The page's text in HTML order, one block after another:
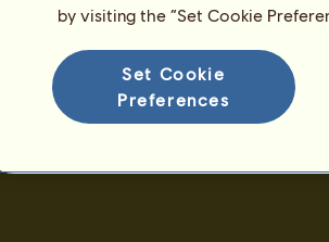
by visiting the “Set Cookie
Set Cookie
Preferences